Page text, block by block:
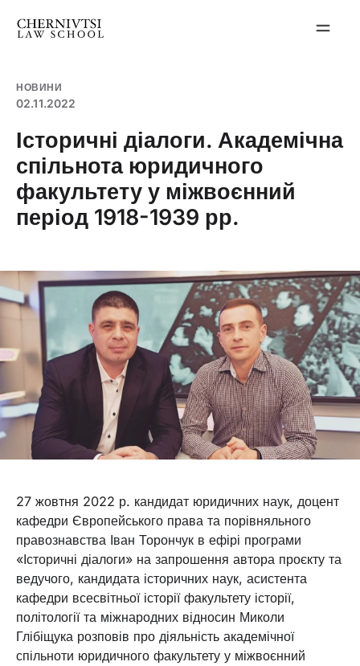
НОВИНИ
02.11.2022
Історичні діалоги. Академічна
спільнота юридичного
факультету у міжвоєнний
період 1918-1939 рр.
27 жовтня 2022 р. кандидат юридичних наук, доцент
кафедри Європейського права та порівняльного
правознавства Іван Торончук в ефірі програми
«Історичні діалоги» на запрошення автора проєкту та
ведучого, кандидата історичних наук, асистента
кафедри всесвітньої історії факультету історії,
політології та міжнародних відносин Миколи
Глібіщука розповів про діяльність академічної
спільноти юридичного факультету у міжвоєнний